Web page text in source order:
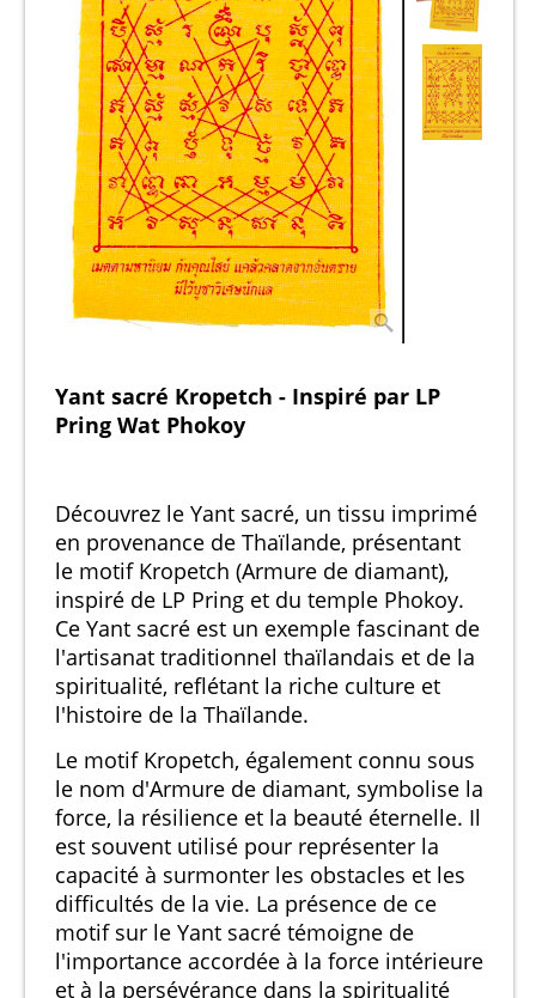
Yant sacré Kropetch - Inspiré par LP
Pring Wat Phokoy
Découvrez le Yant sacré, un tissu imprimé
en provenance de Thaïlande, présentant
le motif Kropetch (Armure de diamant),
inspiré de LP Pring et du temple Phokoy.
Ce Yant sacré est un exemple fascinant de
l'artisanat traditionnel thaïlandais et de la
spiritualité, reflétant la riche culture et
l'histoire de la Thaïlande.
Le motif Kropetch, également connu sous
le nom d'Armure de diamant, symbolise la
force, la résilience et la beauté éternelle. Il
est souvent utilisé pour représenter la
capacité à surmonter les obstacles et les
difficultés de la vie. La présence de ce
motif sur le Yant sacré témoigne de
l'importance accordée à la force intérieure
et à la persévérance dans la spiritualité